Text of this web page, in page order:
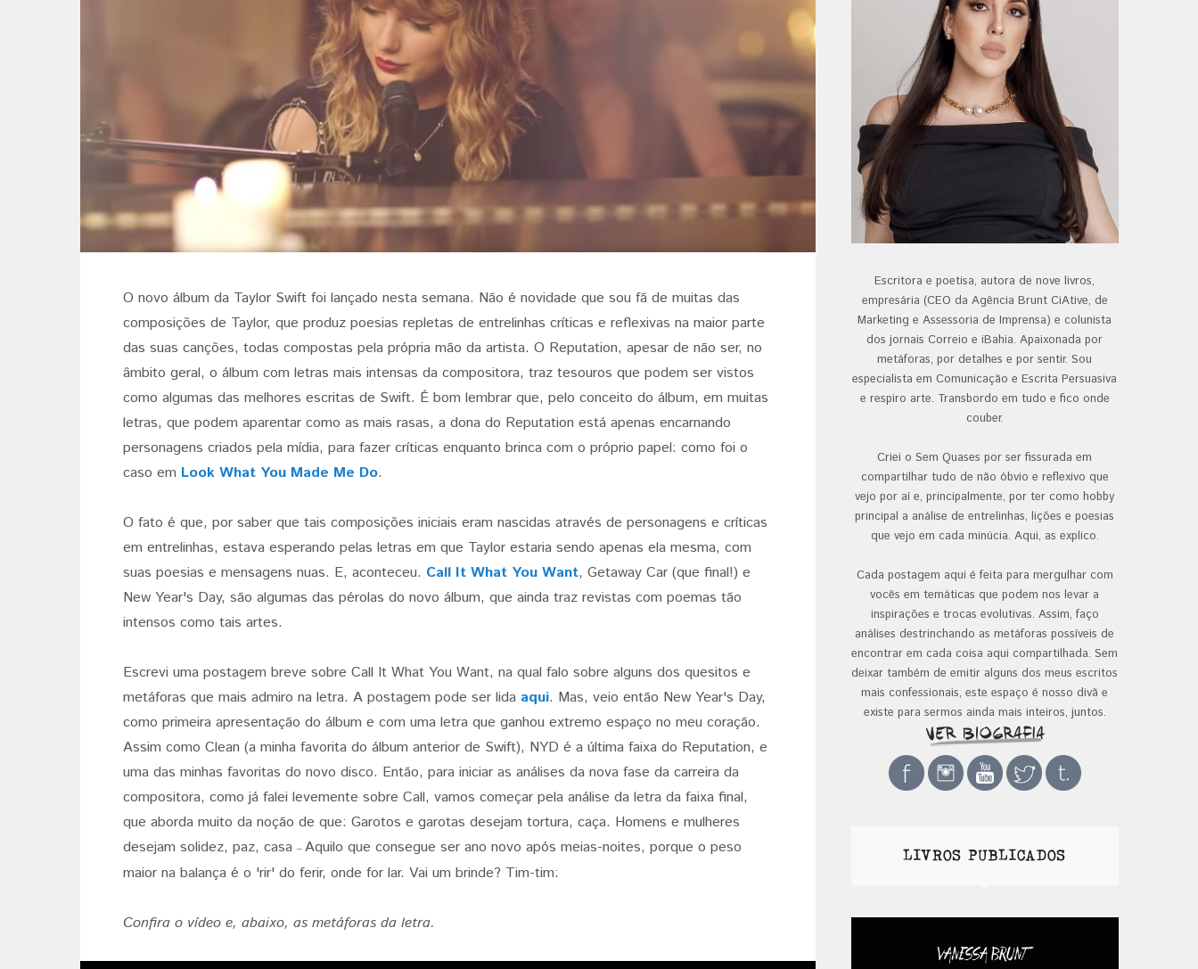
O novo álbum da Taylor Swift foi lançado nesta semana. Não é novidade que sou fã de muitas das
composições de Taylor, que produz poesias repletas de entrelinhas críticas e reflexivas na maior parte
das suas canções, todas compostas pela própria mão da artista. O Reputation, apesar de não ser, no
âmbito geral, o álbum com letras mais intensas da compositora, traz tesouros que podem ser vistos
como algumas das melhores escritas de Swift. É bom lembrar que, pelo conceito do álbum, em muitas
letras, que podem aparentar como as mais rasas, a dona do Reputation está apenas encarnando
personagens criados pela mídia, para fazer críticas enquanto brinca com o próprio papel: como foi o
caso em Look What You Made Me Do.
O fato é que, por saber que tais composições iniciais eram nascidas através de personagens e críticas
em entrelinhas, estava esperando pelas letras em que Taylor estaria sendo apenas ela mesma, com
suas poesias e mensagens nuas. E, aconteceu. Call It What You Want, Getaway Car (que final!) e
New Year's Day, são algumas das pérolas do novo álbum, que ainda traz revistas com poemas tão
intensos como tais artes.
Escrevi uma postagem breve sobre Call It What You Want, na qual falo sobre alguns dos quesitos e
metáforas que mais admiro na letra. A postagem pode ser lida aqui. Mas, veio então New Year's Day,
como primeira apresentação do álbum e com uma letra que ganhou extremo espaço no meu coração.
Assim como Clean (a minha favorita do álbum anterior de Swift), NYD é a última faixa do Reputation, e
uma das minhas favoritas do novo disco. Então, para iniciar as análises da nova fase da carreira da
compositora, como já falei levemente sobre Call, vamos começar pela análise da letra da faixa final,
que aborda muito da noção de que: Garotos e garotas desejam tortura, caça. Homens e mulheres
desejam solidez, paz, casa – Aquilo que consegue ser ano novo após meias-noites, porque o peso
maior na balança é o 'rir' do ferir, onde for lar. Vai um brinde? Tim-tim:
Confira o vídeo e, abaixo, as metáforas da letra.
Escritora e poetisa, autora de nove livros,
empresária (CEO da Agência Brunt CiAtive, de
Marketing e Assessoria de Imprensa) e colunista
dos jornais Correio e iBahia. Apaixonada por
metáforas, por detalhes e por sentir. Sou
especialista em Comunicação e Escrita Persuasiva
e respiro arte. Transbordo em tudo e fico onde
couber.
Criei o Sem Quases por ser fissurada em
compartilhar tudo de não óbvio e reflexivo que
vejo por aí e, principalmente, por ter como hobby
principal a análise de entrelinhas, lições e poesias
que vejo em cada minúcia. Aqui, as explico.
Cada postagem aqui é feita para mergulhar com
vocês em temáticas que podem nos levar a
inspirações e trocas evolutivas. Assim, faço
análises destrinchando as metáforas possíveis de
encontrar em cada coisa aqui compartilhada. Sem
deixar também de emitir alguns dos meus escritos
mais confessionais, este espaço é nosso divã e
existe para sermos ainda mais inteiros, juntos.
LIVROS PUBLICADOS